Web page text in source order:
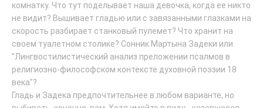
комнатку. Что тут поделывает наша девочка, когда ее никто
не видит? Вышивает гладью или с завязанными глазками на
скорость разбирает станковый пулемет? Что хранит на
своем туалетном столике? Сонник Мартына Задеки или
"Лингвостилистический анализ преложении псалмов в
религиозно-философском контексте духовной поэзии 18
века"?
Гладь и Задека предпочтительнее в любом варианте, но